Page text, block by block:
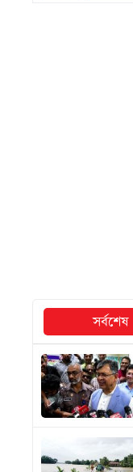
সর্বশেষ